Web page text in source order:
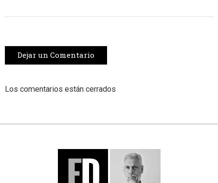
Dejar un Comentario
Los comentarios están cerrados